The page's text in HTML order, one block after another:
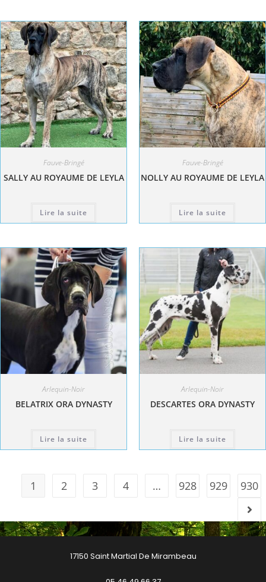
Fauve-Bringé
SALLY AU ROYAUME DE LEYLA
Lire la suite
Fauve-Bringé
NOLLY AU ROYAUME DE LEYLA
Lire la suite
Arlequin-Noir
BELATRIX ORA DYNASTY
Lire la suite
Arlequin-Noir
DESCARTES ORA DYNASTY
Lire la suite
1 2 3 4 … 928 929 930
17150 Saint Martial De Mirambeau